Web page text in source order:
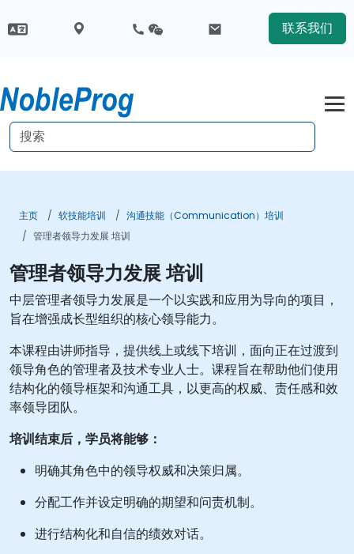
联系我们
主页 软技能培训
沟通技能（Communication）培训
管理者领导力发展 培训
管理者领导力发展 培训
中层管理者领导力发展是一个以实践和应用为导向的项目，
旨在增强成长型组织的核心领导能力。
本课程由讲师指导，提供线上或线下培训，面向正在过渡到
领导角色的管理者及技术专业人士。课程旨在帮助他们使用
结构化的领导框架和沟通工具，以更高的权威、责任感和效
率领导团队。
培训结束后，学员将能够：
明确其角色中的领导权威和决策归属。
分配工作并设定明确的期望和问责机制。
进行结构化和自信的绩效对话。